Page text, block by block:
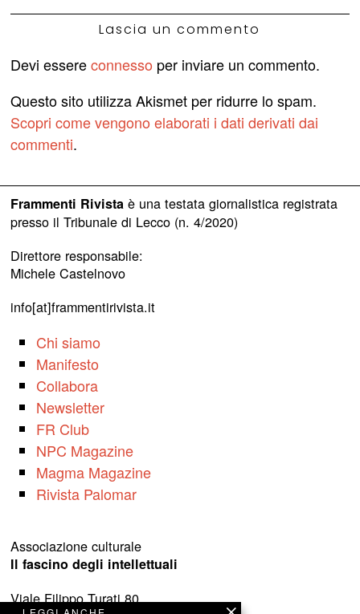
Lascia un commento
Devi essereconnesso per inviare un commento.
Questo sito utilizza Akismet per ridurre lo spam.
Scopri come vengono elaborati i dati derivati dai
commenti.
Frammenti Rivistaè una testata giornalistica registrata
presso il Tribunale di Lecco (n. 4/2020)
Direttore responsabile:
Michele Castelnovo
info[at]frammentirivista.it
Chi siamo
Manifesto
Collabora
Newsletter
FR Club
NPC Magazine
Magma Magazine
Rivista Palomar
Associazione culturale
Il fascino degli intellettuali
Viale Filippo Turati 80